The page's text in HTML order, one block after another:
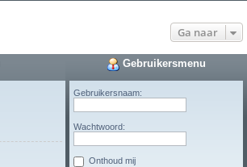
Ga naar
Gebruikersmenu
Gebruikersnaam:
Wachtwoord:
Onthoud mij